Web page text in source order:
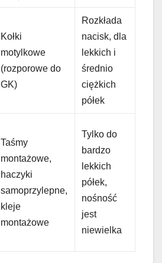
Kołki
motylkowe
(rozporowe do
GK)
Rozkłada
nacisk, dla
lekkich i
średnio
ciężkich
półek
Taśmy
montażowe,
haczyki
samoprzylepne,
kleje
montażowe
Tylko do
bardzo
lekkich
półek,
nośność
jest
niewielka